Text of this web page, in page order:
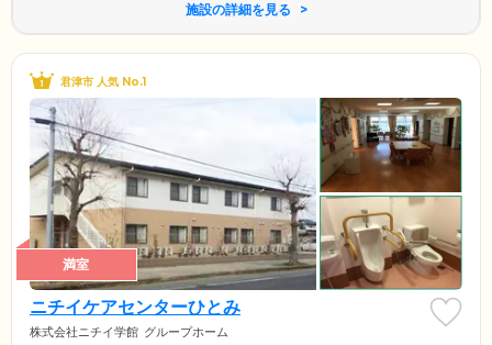
施設の詳細を見る
君津市 人気 No.1
満室
ニチイケアセンターひとみ
株式会社ニチイ学館 グループホーム